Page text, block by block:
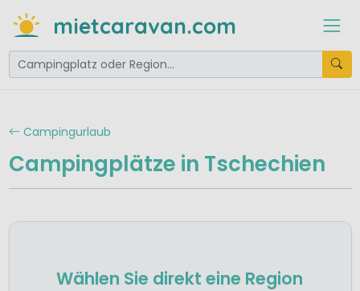
mietcaravan.com
Campingurlaub
Campingplätze in Tschechien
Wählen Sie direkt eine Region